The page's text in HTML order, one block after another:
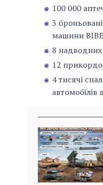
100 000
3
машини
8 надводних
12
4 тисячі